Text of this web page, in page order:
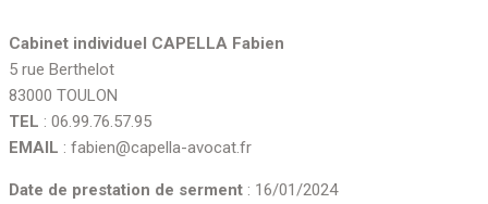
Cabinet individuel CAPELLA Fabien
5 rue Berthelot
83000 TOULON
TEL : 06.99.76.57.95
EMAIL : fabien@capella-avocat.fr
Date de prestation de serment : 16/01/2024